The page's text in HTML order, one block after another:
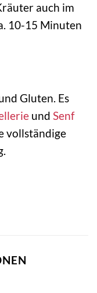
auch im
10-15 Minuten
Gluten. Es
und Senf
vollständige